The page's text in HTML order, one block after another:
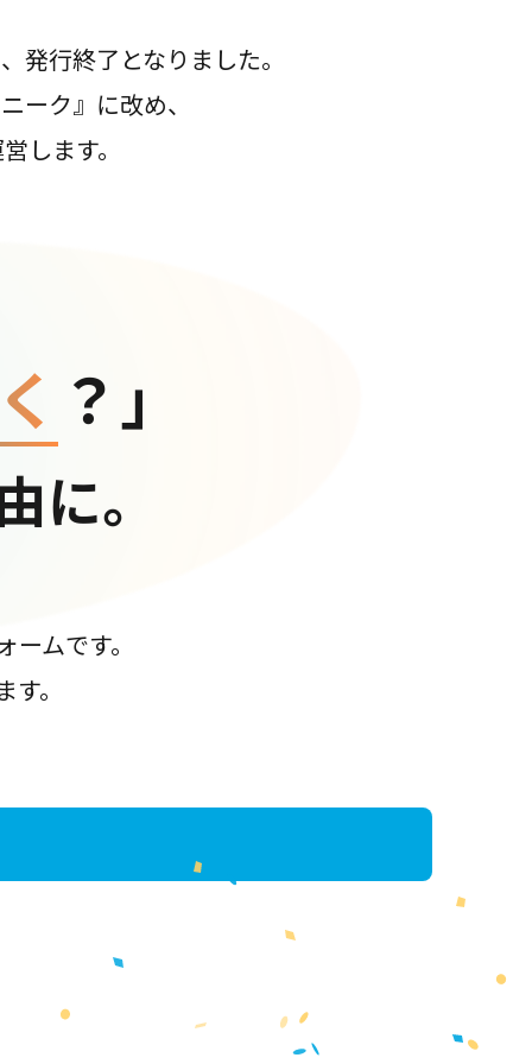
発行終了となりました。
ーク』に改め、
します。
？」
に。
ムです。
。